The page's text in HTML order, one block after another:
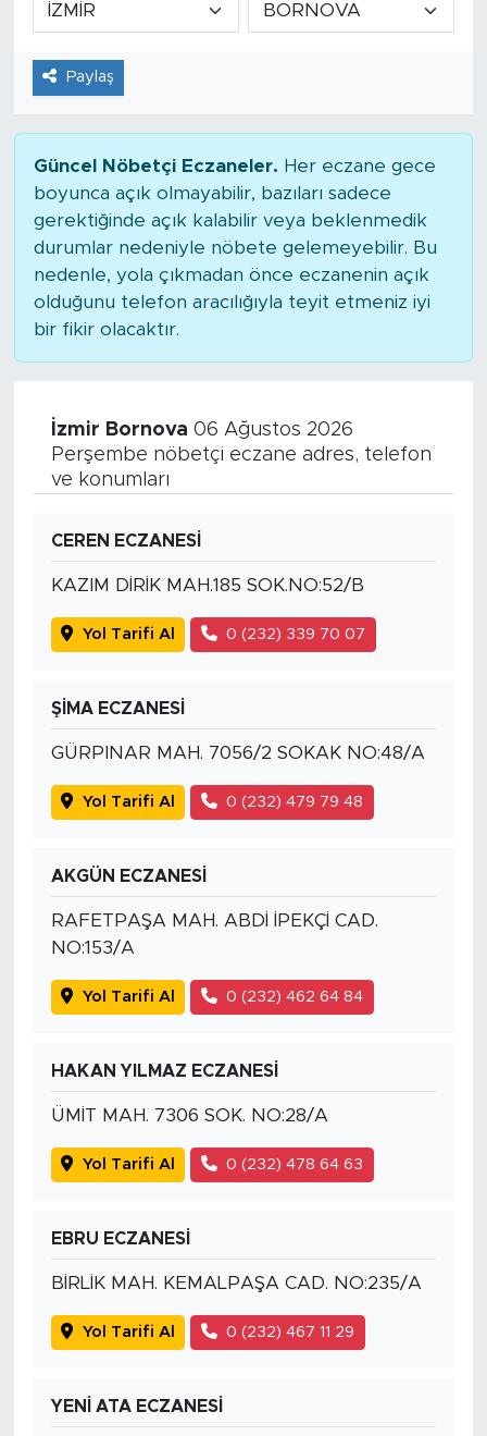
Paylaş
Güncel Nöbetçi Eczaneler. Her eczane gece
boyunca açık olmayabilir, bazıları sadece
gerektiğinde açık kalabilir veya beklenmedik
durumlar nedeniyle nöbete gelemeyebilir. Bu
nedenle, yola çıkmadan önce eczanenin açık
olduğunu telefon aracılığıyla teyit etmeniz iyi
bir fikir olacaktır.
İzmir Bornova 06 Ağustos 2026
Perşembe nöbetçi eczane adres, telefon
ve konumları
CEREN ECZANESİ
KAZIM DİRİK MAH.185 SOK.NO:52/B
Yol Tarifi Al 0 (232) 339 70 07
ŞİMA ECZANESİ
GÜRPINAR MAH. 7056/2 SOKAK NO:48/A
Yol Tarifi Al 0 (232) 479 79 48
AKGÜN ECZANESİ
RAFETPAŞA MAH. ABDİ İPEKÇİ CAD.
NO:153/A
Yol Tarifi Al 0 (232) 462 64 84
HAKAN YILMAZ ECZANESİ
ÜMİT MAH. 7306 SOK. NO:28/A
Yol Tarifi Al 0 (232) 478 64 63
EBRU ECZANESİ
BİRLİK MAH. KEMALPAŞA CAD. NO:235/A
Yol Tarifi Al 0 (232) 467 11 29
YENİ ATA ECZANESİ
Tarihçe
Resmi İlanlar
Foto Şaka
Politika